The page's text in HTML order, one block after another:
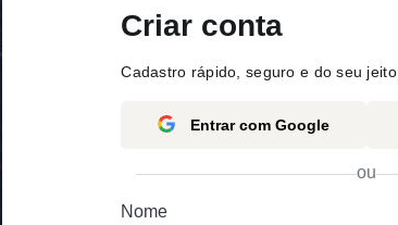
Criar conta
Cadastro rápido, seguro e do seu jeito.
Entrar com Google
ou
Nome